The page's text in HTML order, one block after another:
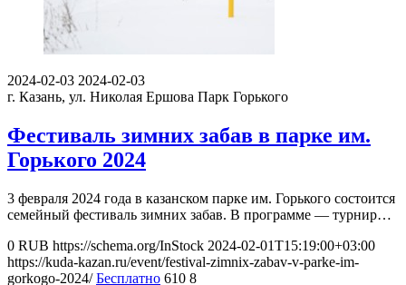
2024-02-03 2024-02-03
г. Казань, ул. Николая Ершова Парк Горького
Фестиваль зимних забав в парке им.
Горького 2024
3 февраля 2024 года в казанском парке им. Горького состоится
семейный фестиваль зимних забав. В программе — турнир…
0 RUB https://schema.org/InStock 2024-02-01T15:19:00+03:00
https://kuda-kazan.ru/event/festival-zimnix-zabav-v-parke-im-
gorkogo-2024/ Бесплатно 610 8